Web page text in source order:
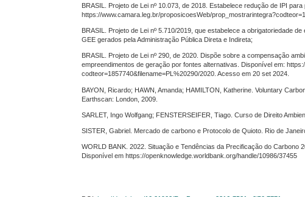
BRASIL. Projeto de Lei nº 10.073, de 2018. Estabelece redução de IPI
https://www.camara.leg.br/proposicoesWeb/
BRASIL. Projeto de Lei nº 5.710/2019, que estabelece a obrigatoriedade
GEE gerados pela Administração Pública Direta e Indireta;
BRASIL. Projeto de Lei nº 290, de 2020. Dispõe sobre a compensação
empreendimentos de geração por fontes alternativas. Disponível em:
codteor=1857740&filename=PL%20290/2020. Acesso em 20 set 2024.
BAYON, Ricardo; HAWN, Amanda; HAMILTON, Katherine. Voluntary
Earthscan: London, 2009.
SARLET, Ingo Wolfgang; FENSTERSEIFER, Tiago. Curso de Direito
SISTER, Gabriel. Mercado de carbono e Protocolo de Quioto. Rio de
WORLD BANK. 2022. Situação e Tendências da Precificação do Carbono
Disponível em https://openknowledge.worldbank.org/handle/10986/37455